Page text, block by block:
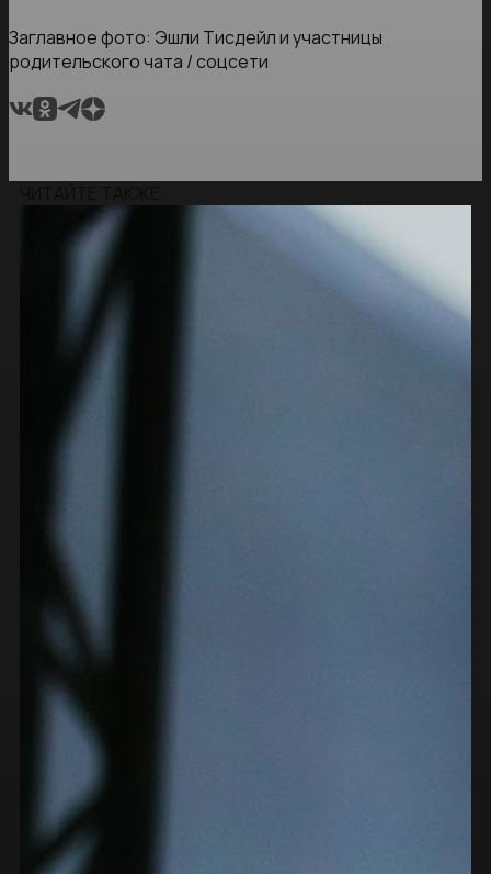
Заглавное фото: Эшли Тисдейл и участницы
родительского чата / соцсети